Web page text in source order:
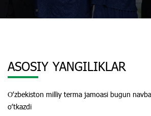
ASOSIY YANGILIKLAR
Oʻzbekiston milliy terma jamoasi bugun
oʻtkazdi